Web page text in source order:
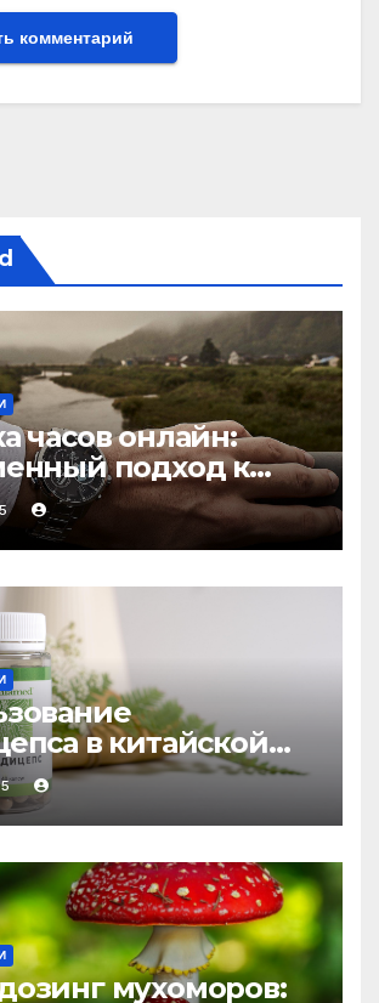
часов онлайн:
подход к
в китайской
природное
против усталости
мухоморов: